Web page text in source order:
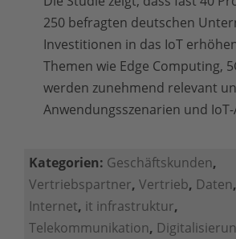
250 befragten deutschen
Investitionen in das IoT
Themen wie Edge Computing,
werden zunehmend relevant
Anwendungsszenarien und
Kategorien: Geschäftskunden,
Vertriebspartner, Vertrieb, Daten,
Internet, it infrastruktur,
Telekommunikation,